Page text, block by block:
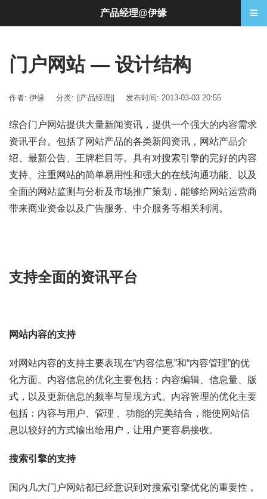
门户网站 — 设计结构
作者: 伊缘 分类: ||产品经理|| 发布时间: 2013-03-03 20:55
综合门户网站提供大量新闻资讯，提供一个强大的内容需求
资讯平台。包括了网站产品的各类新闻资讯，网站产品介
绍、最新公告、王牌栏目等。具有对搜索引擎的完好的内容
支持、注重网站的简单易用性和强大的在线沟通功能、以及
全面的网站监测与分析及市场推广策划，能够给网站运营商
带来商业资金以及广告服务、中介服务等相关利润。
支持全面的资讯平台
网站内容的支持
对网站内容的支持主要表现在“内容信息”和“内容管理”的优
化方面。内容信息的优化主要包括：内容编辑、信息量、版
式，以及更新信息的频率与呈现方式。内容管理的优化主要
包括：内容与用户、管理 、功能的完美结合，能使网站信
息以较好的方式输出给用户，让用户更容易接收。
搜索引擎的支持
国内几大门户网站都已经意识到对搜索引擎优化的重要性，
产品经理@伊缘